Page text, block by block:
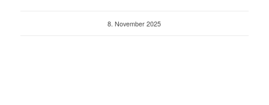
8. November 2025